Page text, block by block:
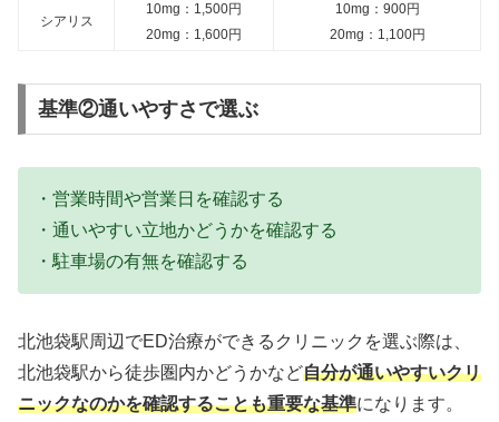
シアリス
10mg：1,500円
20mg：1,600円
10mg：900円
20mg：1,100円
基準②通いやすさで選ぶ
・営業時間や営業日を確認する
・通いやすい立地かどうかを確認する
・駐車場の有無を確認する
北池袋駅周辺でED治療ができるクリニックを選ぶ際は、
北池袋駅から徒歩圏内かどうかなど自分が通いやすいクリ
ニックなのかを確認することも重要な基準になります。